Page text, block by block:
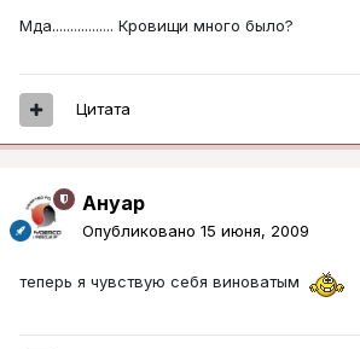
Мда................. Кровищи много было?
Цитата
Ануар
Опубликовано 15 июня, 2009
теперь я чувствую себя виноватым